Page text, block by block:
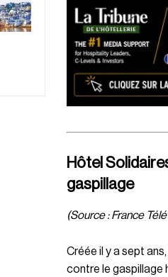
Hôtel
gaspillage
(Source : France
Créée il y a sept
contre le gaspillage